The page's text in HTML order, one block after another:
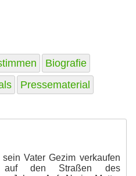
Biografie
Pressematerial
Vater Gezim verkaufen
auf den Straßen des